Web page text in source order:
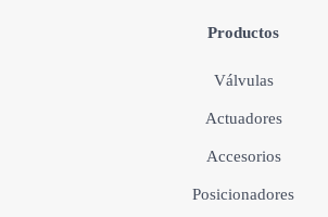
Productos
Válvulas
Actuadores
Accesorios
Posicionadores